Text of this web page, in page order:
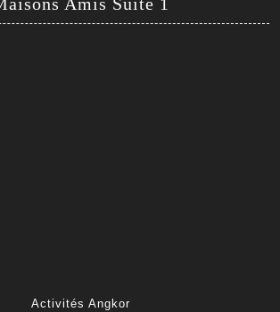
Amis Suite 1
Activités Angkor